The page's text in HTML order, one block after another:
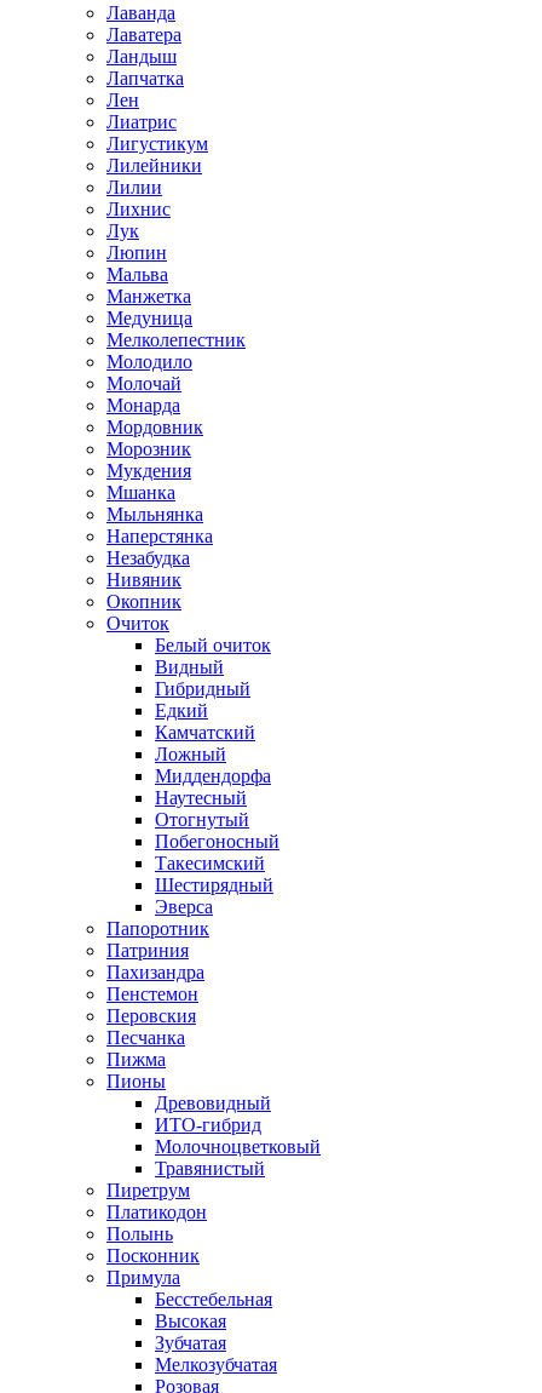
Лаванда
Лаватера
Ландыш
Лапчатка
Лен
Лиатрис
Лигустикум
Лилейники
Лилии
Лихнис
Лук
Люпин
Мальва
Манжетка
Медуница
Мелколепестник
Молодило
Молочай
Монарда
Мордовник
Морозник
Мукдения
Мшанка
Мыльнянка
Наперстянка
Незабудка
Нивяник
Окопник
Очиток
Белый очиток
Видный
Гибридный
Едкий
Камчатский
Ложный
Миддендорфа
Наутесный
Отогнутый
Побегоносный
Такесимский
Шестирядный
Эверса
Папоротник
Патриния
Пахизандра
Пенстемон
Перовския
Песчанка
Пижма
Пионы
Древовидный
ИТО-гибрид
Молочноцветковый
Травянистый
Пиретрум
Платикодон
Полынь
Посконник
Примула
Бесстебельная
Высокая
Зубчатая
Мелкозубчатая
Розовая